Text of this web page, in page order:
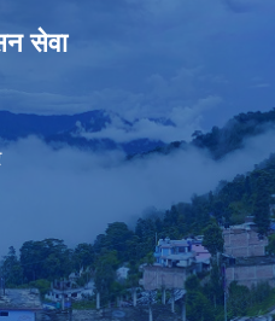
बैंक, चाैतारा
सेवा